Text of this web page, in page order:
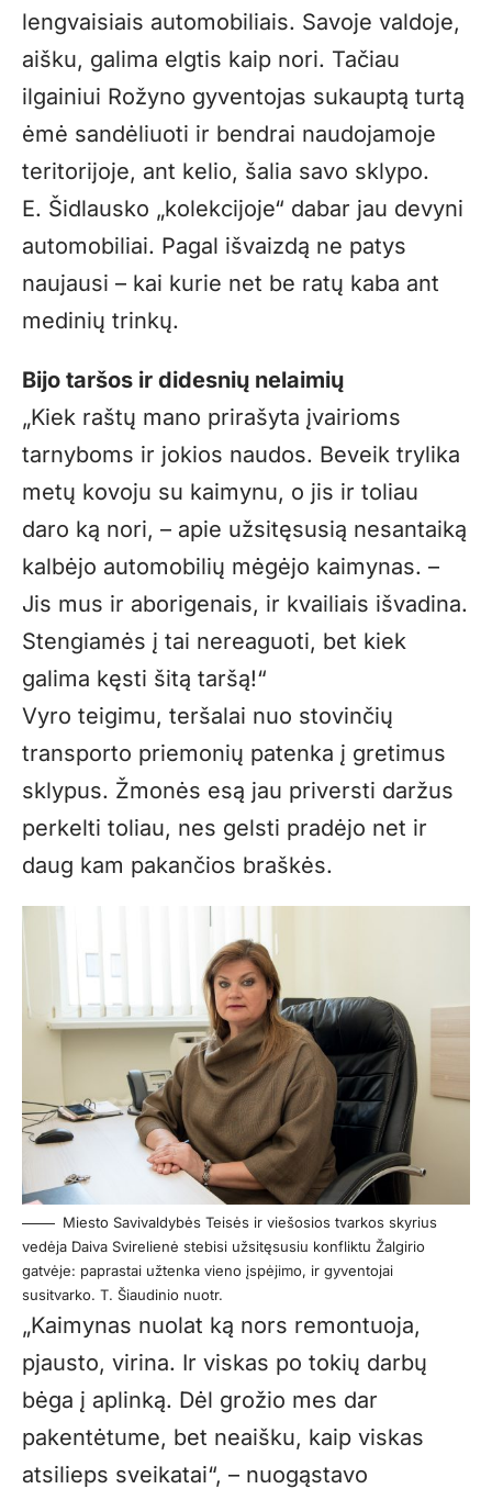
lengvaisiais automobiliais. Savoje valdoje,
aišku, galima elgtis kaip nori. Tačiau
ilgainiui Rožyno gyventojas sukauptą turtą
ėmė sandėliuoti ir bendrai naudojamoje
teritorijoje, ant kelio, šalia savo sklypo.
E. Šidlausko „kolekcijoje“ dabar jau devyni
automobiliai. Pagal išvaizdą ne patys
naujausi – kai kurie net be ratų kaba ant
medinių trinkų.
Bijo taršos ir didesnių nelaimių
„Kiek raštų mano prirašyta įvairioms
tarnyboms ir jokios naudos. Beveik trylika
metų kovoju su kaimynu, o jis ir toliau
daro ką nori, – apie užsitęsusią nesantaiką
kalbėjo automobilių mėgėjo kaimynas. –
Jis mus ir aborigenais, ir kvailiais išvadina.
Stengiamės į tai nereaguoti, bet kiek
galima kęsti šitą taršą!“
Vyro teigimu, teršalai nuo stovinčių
transporto priemonių patenka į gretimus
sklypus. Žmonės esą jau priversti daržus
perkelti toliau, nes gelsti pradėjo net ir
daug kam pakančios braškės.
Miesto Savivaldybės Teisės ir viešosios tvarkos skyrius
vedėja Daiva Svirelienė stebisi užsitęsusiu konfliktu Žalgirio
gatvėje: paprastai užtenka vieno įspėjimo, ir gyventojai
susitvarko. T. Šiaudinio nuotr.
„Kaimynas nuolat ką nors remontuoja,
pjausto, virina. Ir viskas po tokių darbų
bėga į aplinką. Dėl grožio mes dar
pakentėtume, bet neaišku, kaip viskas
atsilieps sveikatai“, – nuogąstavo